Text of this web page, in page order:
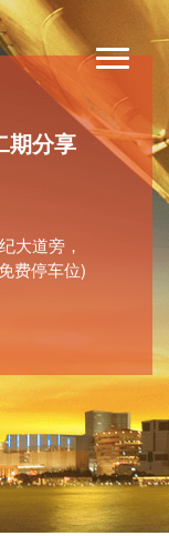
期分享
大道旁，
费停车位)